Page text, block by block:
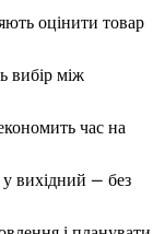
оцінити товар
вибір між
час на
вихідний — без